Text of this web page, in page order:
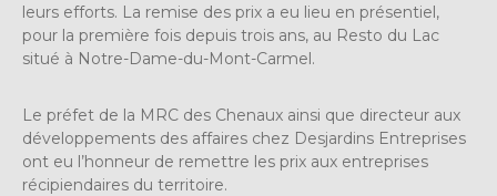
leurs efforts. La remise des prix a eu lieu en présentiel,
pour la première fois depuis trois ans, au Resto du Lac
situé à Notre-Dame-du-Mont-Carmel.
Le préfet de la MRC des Chenaux ainsi que directeur aux
développements des affaires chez Desjardins Entreprises
ont eu l’honneur de remettre les prix aux entreprises
récipiendaires du territoire.